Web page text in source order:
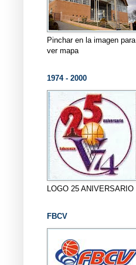
Pinchar en la imagen para
ver mapa
1974 - 2000
LOGO 25 ANIVERSARIO
FBCV